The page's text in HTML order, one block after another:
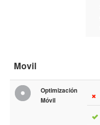
Movil
Optimización
Móvil